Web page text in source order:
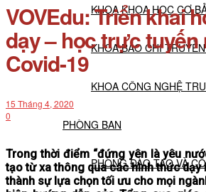
KHOA KHOA HỌC CƠ
KHOA BÁO CHÍ
KHOA CÔNG NGHỆ
PHÒNG BAN
PHÒNG ĐÀO TẠO VÀ
VOVEdu: Triển khai
dạy – học trực tuyến
Covid-19
15 Tháng 4, 2020
0
Trong thời điểm “đứng yên là yêu
tạo từ xa thông qua các hình thức dạy
thành sự lựa chọn tối ưu cho mọi